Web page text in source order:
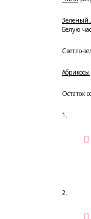
Зеленый
Белую
Светло-
Абрикосы
Остаток
1.
2.